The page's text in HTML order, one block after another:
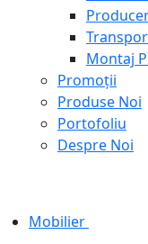
Montaj
Promoții
Produse Noi
Portofoliu
Despre Noi
Mobilier